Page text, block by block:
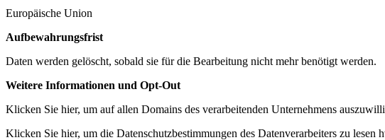
Europäische Union
Aufbewahrungsfrist
Daten werden gelöscht, sobald sie für die Bearbeitung nicht mehr benötigt werden.
Weitere Informationen und Opt-Out
Klicken Sie hier, um auf allen Domains des verarbeitenden Unternehmens
Klicken Sie hier, um die Datenschutzbestimmungen des Datenverarbeiters zu lesen